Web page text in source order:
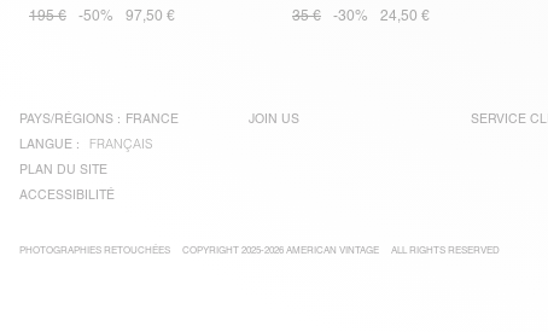
195 € -50% 97,50 € 35 € -30% 24,50 €
PAYS/RÉGIONS : FRANCE
LANGUE :
FRANÇAIS
PLAN DU SITE
ACCESSIBILITÉ
JOIN US SERVICE
PHOTOGRAPHIES RETOUCHÉES COPYRIGHT 2025-2026 AMERICAN VINTAGE ALL RIGHTS RESERVED